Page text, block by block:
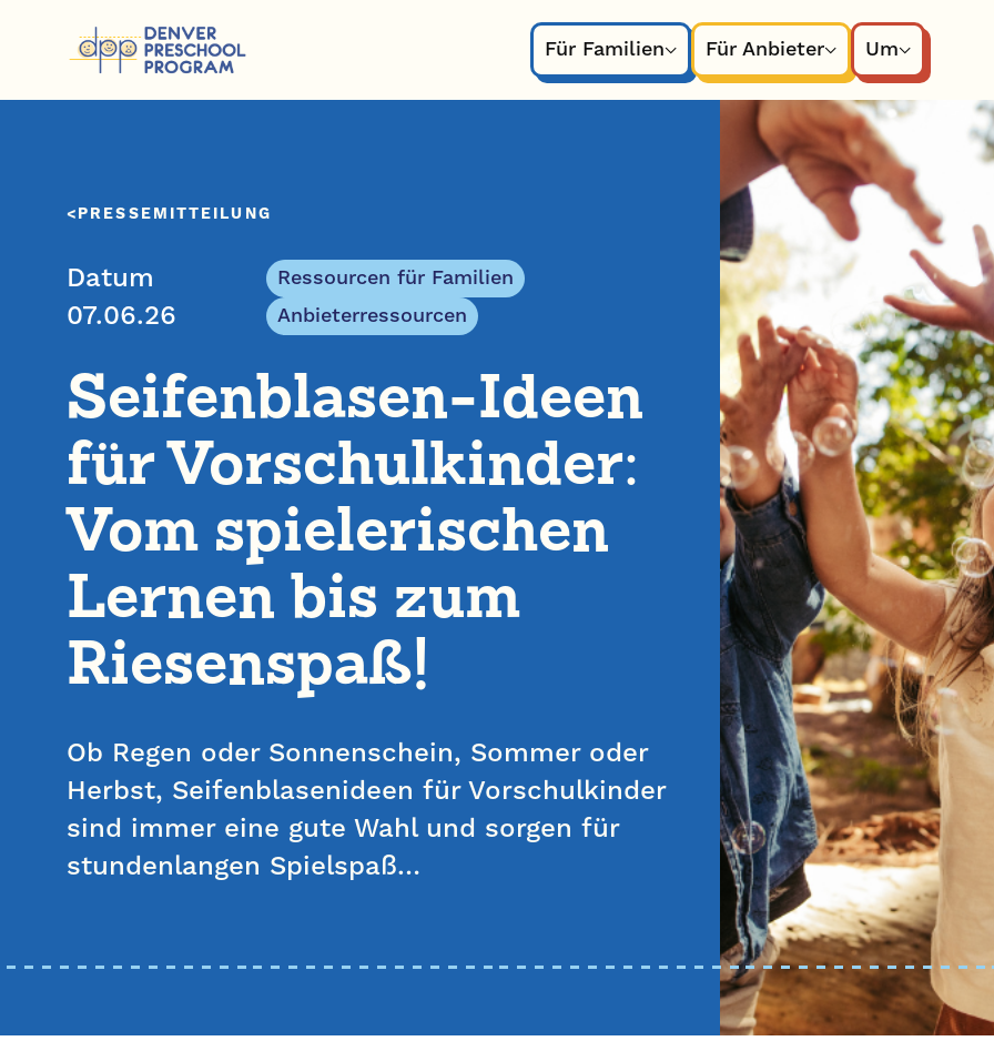
Für Familien
Für Anbieter Um
PRESSEMITTEILUNG
Datum
07.06.26
Ressourcen für Familien
Anbieterressourcen
Seifenblasen-Ideen
für Vorschulkinder:
Vom spielerischen
Lernen bis zum
Riesenspaß!
Ob Regen oder Sonnenschein, Sommer oder
Herbst, Seifenblasenideen für Vorschulkinder
sind immer eine gute Wahl und sorgen für
stundenlangen Spielspaß…